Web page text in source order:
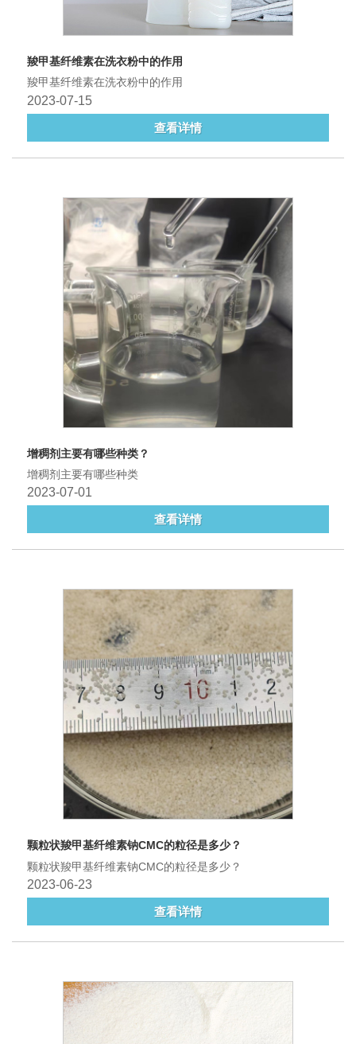
羧甲基纤维素在洗衣粉中的作用
羧甲基纤维素在洗衣粉中的作用
2023-07-15
查看详情
增稠剂主要有哪些种类？
增稠剂主要有哪些种类
2023-07-01
查看详情
颗粒状羧甲基纤维素钠CMC的粒径是多少？
颗粒状羧甲基纤维素钠CMC的粒径是多少？
2023-06-23
查看详情